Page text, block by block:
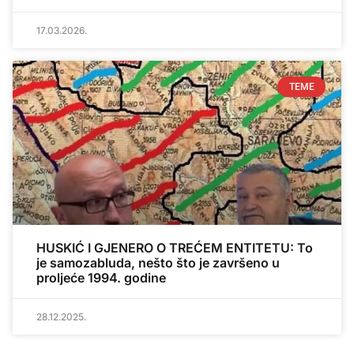
17.03.2026.
TEME
HUSKIĆ I GJENERO O TREĆEM ENTITETU: To
je samozabluda, nešto što je završeno u
proljeće 1994. godine
28.12.2025.